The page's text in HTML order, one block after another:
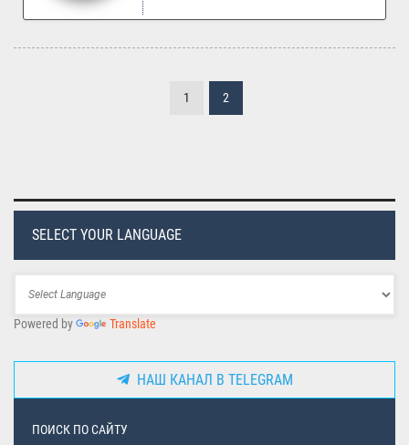
1 2
SELECT YOUR LANGUAGE
Powered by Translate
НАШ КАНАЛ В TELEGRAM
ПОИСК ПО САЙТУ